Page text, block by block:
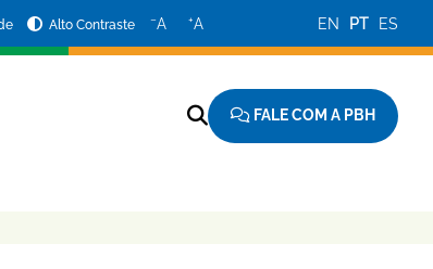
Alto Contraste −A +A EN PT ES
FALE COM A PBH